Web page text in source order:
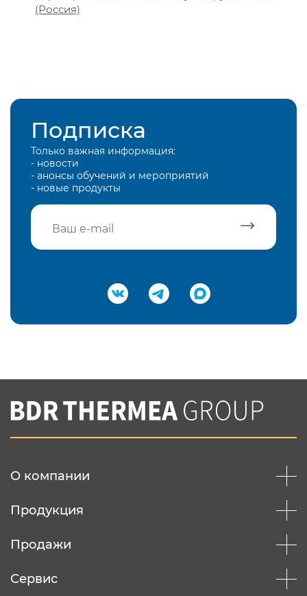
(Россия)
Подписка
Только важная информация:
- новости
- анонсы обучений и мероприятий
- новые продукты
Подтвердить e-mail
Вы соглашаетесь с нашей политикой
конфеденциальности
О компании
Продукция
Продажи
Сервис